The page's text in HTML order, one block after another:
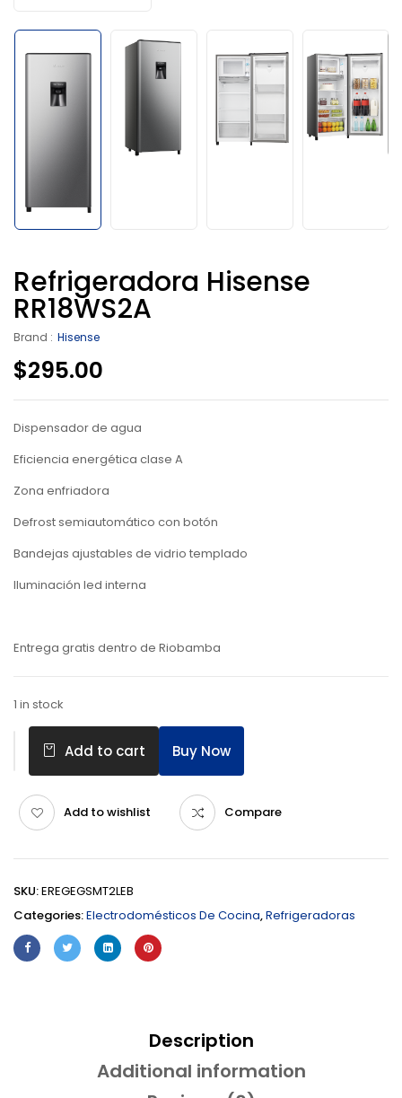
Refrigeradora Hisense
RR18WS2A
Brand : Hisense
$295.00
Dispensador de agua
Eficiencia energética clase A
Zona enfriadora
Defrost semiautomático con botón
Bandejas ajustables de vidrio templado
Iluminación led interna
Entrega gratis dentro de Riobamba
1 in stock
Add to cart Buy Now
Add to wishlist Compare
SKU:EREGEGSMT2LEB
Categories:Electrodomésticos De Cocina,Refrigeradoras
Description
Additional information